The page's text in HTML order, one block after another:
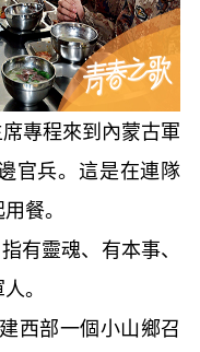
專程來到內蒙古軍
官兵。這是在連隊
餐。
靈魂、有本事、
。
部一個小山鄉召